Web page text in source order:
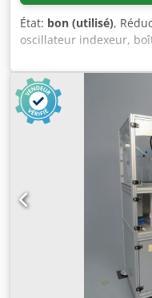
État: bon (utilisé),
oscillateur indexeur,
d’indexation -Fabricant
MSHV40A917-Y7A -
Arbres : Ø 55x45 /
transmission : 20 tours
mm -Poids : 327 kg